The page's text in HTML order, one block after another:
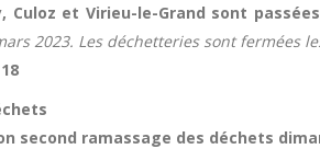
Culoz et Virieu-le-Grand sont
2023. Les déchetteries sont fermées
second ramassage des déchets